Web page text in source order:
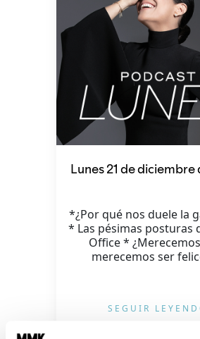
Lunes 21 de
*¿Por qué nos duele la
* Las pésimas posturas
Office *
merecemos ser
SEGUIR